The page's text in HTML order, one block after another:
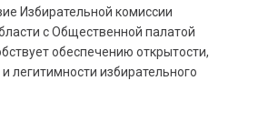
Избирательной комиссии
с Общественной палатой
обеспечению открытости,
легитимности избирательного